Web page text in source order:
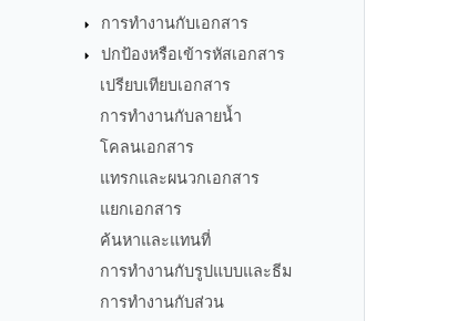
การทำงานกับเอกสาร
ปกป้องหรือเข้ารหัสเอกสาร
เปรียบเทียบเอกสาร
การทำงานกับลายน้ำ
โคลนเอกสาร
แทรกและผนวกเอกสาร
แยกเอกสาร
ค้นหาและแทนที่
การทำงานกับรูปแบบและธีม
การทำงานกับส่วน